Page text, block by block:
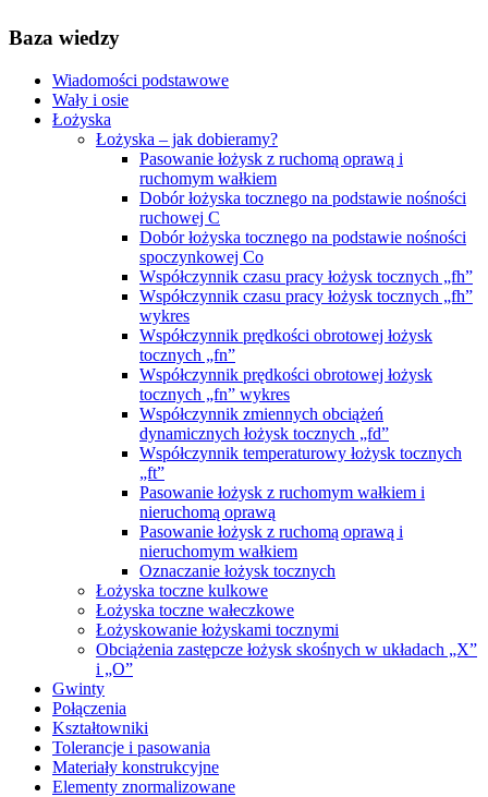
Baza wiedzy
Wiadomości podstawowe
Wały i osie
Łożyska
Łożyska – jak dobieramy?
Pasowanie łożysk z ruchomą oprawą i
ruchomym wałkiem
Dobór łożyska tocznego na podstawie nośności
ruchowej C
Dobór łożyska tocznego na podstawie nośności
spoczynkowej Co
Współczynnik czasu pracy łożysk tocznych „fh”
Współczynnik czasu pracy łożysk tocznych „fh”
wykres
Współczynnik prędkości obrotowej łożysk
tocznych „fn”
Współczynnik prędkości obrotowej łożysk
tocznych „fn” wykres
Współczynnik zmiennych obciążeń
dynamicznych łożysk tocznych „fd”
Współczynnik temperaturowy łożysk tocznych
„ft”
Pasowanie łożysk z ruchomym wałkiem i
nieruchomą oprawą
Pasowanie łożysk z ruchomą oprawą i
nieruchomym wałkiem
Oznaczanie łożysk tocznych
Łożyska toczne kulkowe
Łożyska toczne wałeczkowe
Łożyskowanie łożyskami tocznymi
Obciążenia zastępcze łożysk skośnych w układach „X”
i „O”
Gwinty
Połączenia
Kształtowniki
Tolerancje i pasowania
Materiały konstrukcyjne
Elementy znormalizowane